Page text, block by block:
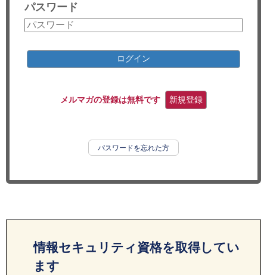
コンサルティング
リサーチ
パスワード
ログイン
メルマガの登録は無料です 新規登録
パスワードを忘れた方
情報セキュリティ資格を取得してい
ます